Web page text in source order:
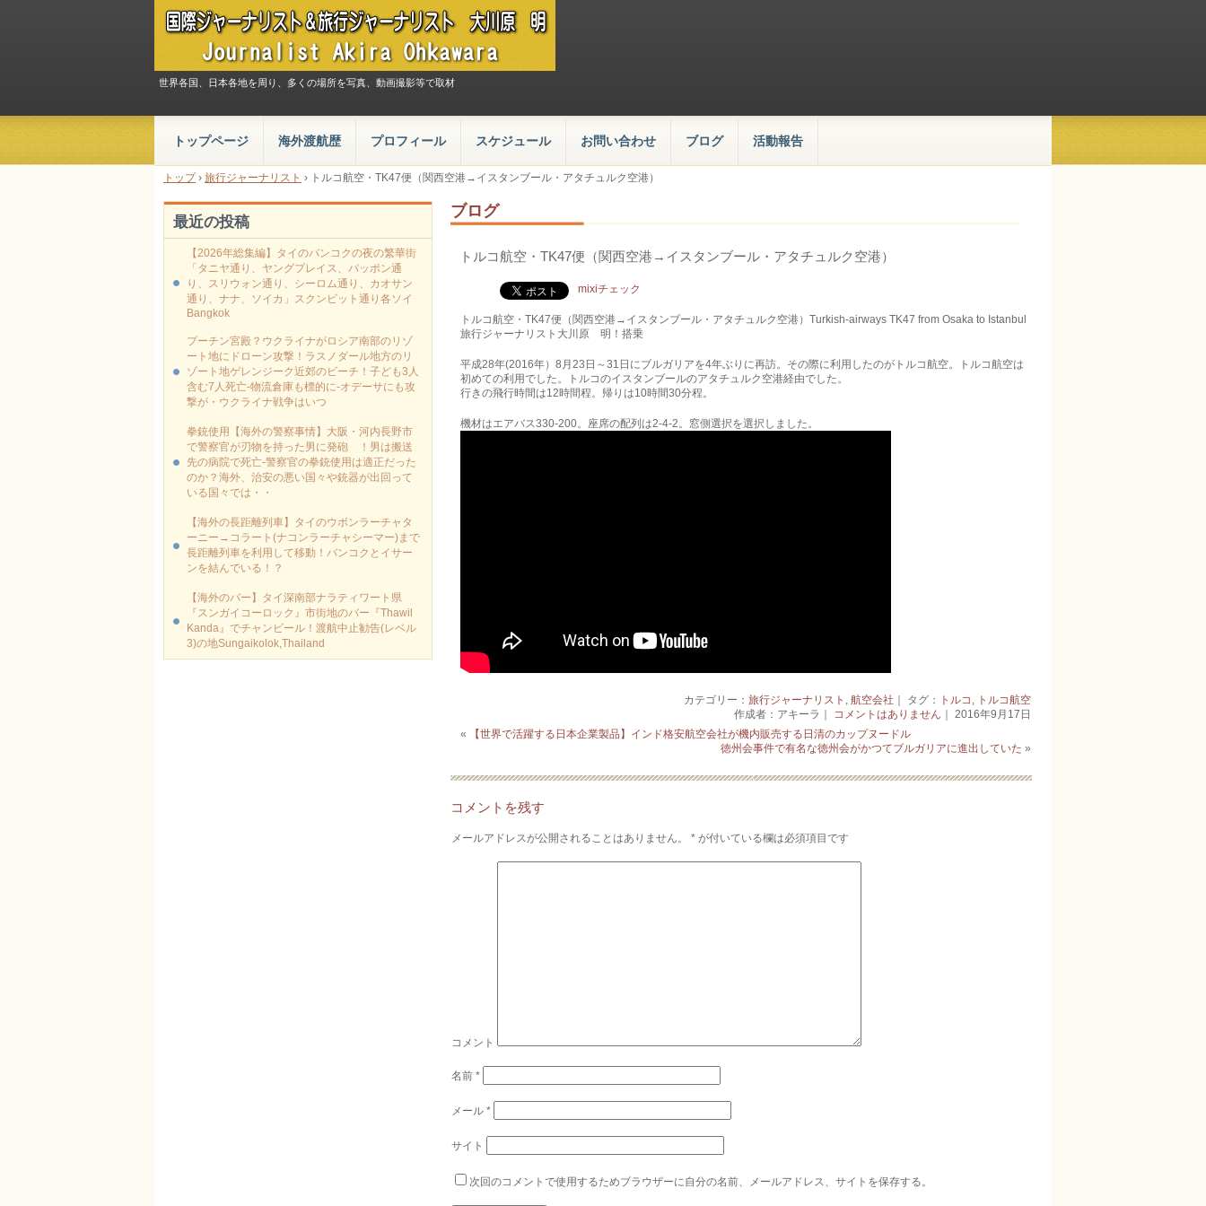
世界各国、日本各地を周り、多くの場所を写真、動画撮影等で取材
トップページ 海外渡航歴 プロフィール スケジュール お問い合わせ ブログ 活動報告
トップ› 旅行ジャーナリスト › トルコ航空・TK47便（関西空港→イスタンブール・アタチュルク空港）
ブログ
トルコ航空・TK47便（関西空港→イスタンブール・アタチュルク空港）
mixiチェック
トルコ航空・TK47便（関西空港→イスタンブール・アタチュルク空港）Turkish-airways TK47 from Osaka to Istanbul
旅行ジャーナリスト大川原 明！搭乗
平成28年(2016年）8月23日～31日にブルガリアを4年ぶりに再訪。その際に利用したのがトルコ航空。トルコ航空は
初めての利用でした。トルコのイスタンブールのアタチュルク空港経由でした。
行きの飛行時間は12時間程。帰りは10時間30分程。
機材はエアバス330-200。座席の配列は2-4-2。窓側選択を選択しました。
カテゴリー： 旅行ジャーナリスト , 航空会社 ｜ タグ： トルコ , トルコ航空
作成者：アキーラ｜ コメントはありません ｜ 2016年9月17日
«
【世界で活躍する日本企業製品】インド格安航空会社が機内販売する日清のカップヌードル
徳州会事件で有名な徳州会がかつてブルガリアに進出していた »
コメントを残す
メールアドレスが公開されることはありません。 * が付いている欄は必須項目です
コメント
名前*
メール*
サイト
次回のコメントで使用するためブラウザーに自分の名前、メールアドレス、サイトを保存する。
最近の投稿
【2026年総集編】タイのバンコクの夜の繁華街
「タニヤ通り、ヤングプレイス、パッポン通
り、スリウォン通り、シーロム通り、カオサン
通り、ナナ、ソイカ」スクンビット通り各ソイ
Bangkok
プーチン宮殿？ウクライナがロシア南部のリゾ
ート地にドローン攻撃！ラスノダール地方のリ
ゾート地ゲレンジーク近郊のビーチ！子ども3人
含む7人死亡-物流倉庫も標的に‐オデーサにも攻
撃が・ウクライナ戦争はいつ
拳銃使用【海外の警察事情】大阪・河内長野市
で警察官が刃物を持った男に発砲 ！男は搬送
先の病院で死亡-警察官の拳銃使用は適正だった
のか？海外、治安の悪い国々や銃器が出回って
いる国々では・・
【海外の長距離列車】タイのウボンラーチャタ
ーニー→コラート(ナコンラーチャシーマー)まで
長距離列車を利用して移動！バンコクとイサー
ンを結んでいる！？
【海外のバー】タイ深南部ナラティワート県
『スンガイコーロック』市街地のバー『Thawil
Kanda』でチャンビール！渡航中止勧告(レベル
3)の地Sungaikolok,Thailand